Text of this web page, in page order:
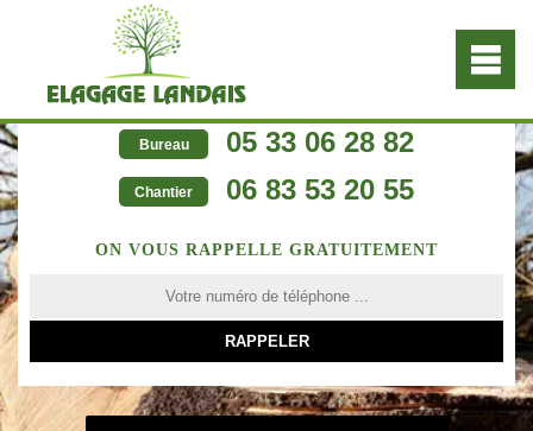
Bureau 05 33 06 28 82
Chantier 06 83 53 20 55
ON VOUS RAPPELLE GRATUITEMENT